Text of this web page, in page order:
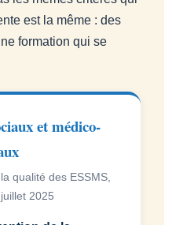
est la même : des
formation qui se
et médico-
qualité des ESSMS,
2025